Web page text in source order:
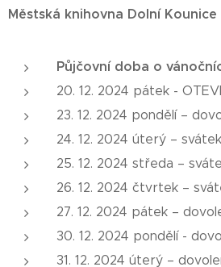
Městská knihovna Dolní Kounice
Půjčovní doba o
20. 12. 2024 pátek -
23. 12. 2024 pondělí –
24. 12. 2024 úterý – svátek
25. 12. 2024 středa –
26. 12. 2024 čtvrtek –
27. 12. 2024 pátek –
30. 12. 2024 pondělí -
31. 12. 2024 úterý –